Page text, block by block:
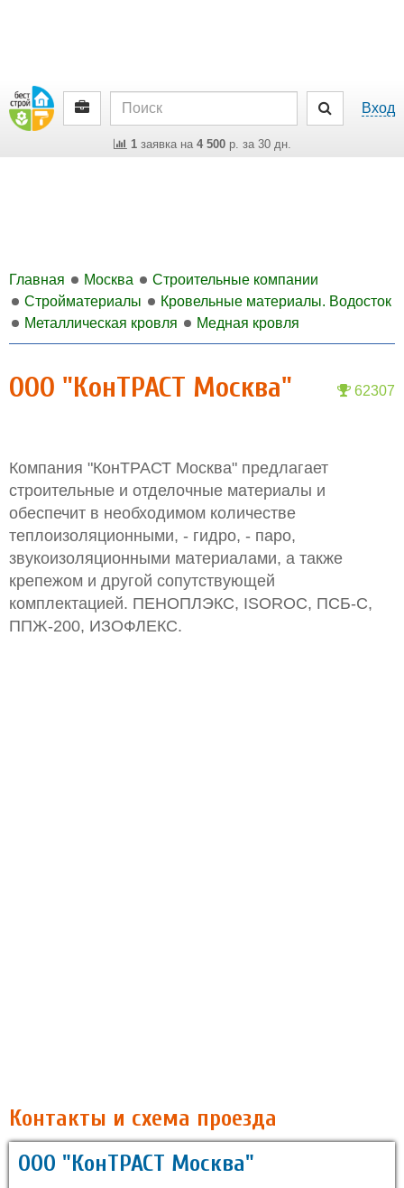
Вход
1заявка на 4 500р. за 30 дн.
Главная Москва
Строительные компании
Стройматериалы
Кровельные материалы. Водосток
Металлическая кровля
Медная кровля
62307
ООО "КонТРАСТ Москва"
Компания "КонТРАСТ Москва" предлагает
строительные и отделочные материалы и
обеспечит в необходимом количестве
теплоизоляционными, - гидро, - паро,
звукоизоляционными материалами, а также
крепежом и другой сопутствующей
комплектацией. ПЕНОПЛЭКС, ISOROC, ПСБ-С,
ППЖ-200, ИЗОФЛЕКС.
Контакты и схема проезда
ООО "КонТРАСТ Москва"